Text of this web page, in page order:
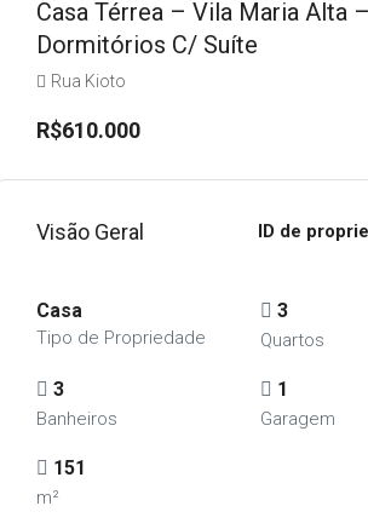
Casa Térrea – Vila Maria Alta
Dormitórios C/ Suíte
Rua Kioto
R$610.000
Visão Geral ID de
Casa
Tipo de Propriedade
3
Quartos
3
Banheiros
1
Garagem
151
m²